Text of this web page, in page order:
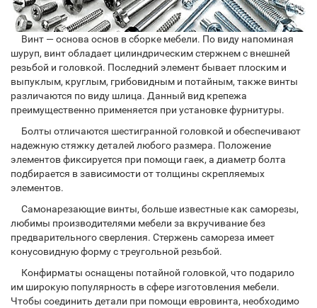
Винт — основа основ в сборке мебели. По виду напоминая
шуруп, винт обладает цилиндрическим стержнем с внешней
резьбой и головкой. Последний элемент бывает плоским и
выпуклым, круглым, грибовидным и потайным, также винты
различаются по виду шлица. Данный вид крепежа
преимущественно применяется при установке фурнитуры.
Болты отличаются шестигранной головкой и обеспечивают
надежную стяжку деталей любого размера. Положение
элементов фиксируется при помощи гаек, а диаметр болта
подбирается в зависимости от толщины скрепляемых
элементов.
Самонарезающие винты, больше известные как саморезы,
любимы производителями мебели за вкручивание без
предварительного сверления. Стержень самореза имеет
конусовидную форму с треугольной резьбой.
Конфирматы оснащены потайной головкой, что подарило
им широкую популярность в сфере изготовления мебели.
Чтобы соединить детали при помощи евровинта, необходимо